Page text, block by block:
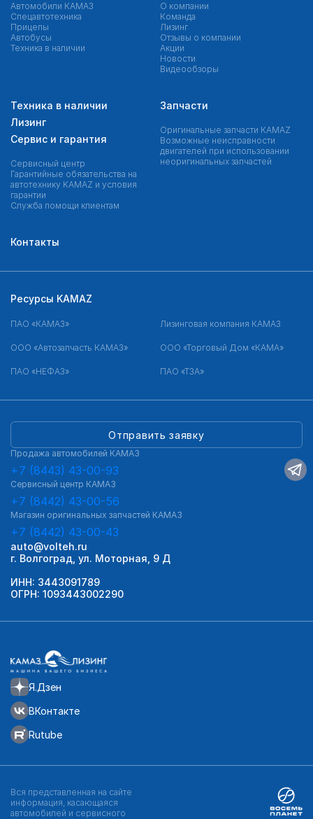
Автомобили КАМАЗ
Спецавтотехника
Прицепы
Автобусы
Техника в наличии
О компании
Команда
Лизинг
Отзывы о компании
Акции
Новости
Видеообзоры
Техника в наличии
Лизинг
Сервис и гарантия
Сервисный центр
Гарантийные обязательства на
автотехнику KAMAZ и условия
гарантии
Служба помощи клиентам
Запчасти
Оригинальные запчасти КAMAZ
Возможные неисправности
двигателей при использовании
неоригинальных запчастей
Контакты
Я.Дзен
ВКонтакте
Rutube
Отправить заявку
Продажа автомобилей КАМАЗ
+7 (8443) 43-00-93
Сервисный центр КАМАЗ
+7 (8442) 43-00-56
Магазин оригинальных запчастей КАМАЗ
+7 (8442) 43-00-43
auto@volteh.ru
г. Волгоград, ул. Моторная, 9 Д
ИНН: 3443091789
ОГРН: 1093443002290
Ресурсы KAMAZ
ПАО «КАМАЗ» Лизинговая компания КАМАЗ
ООО «Автозапчасть КАМАЗ» ООО «Торговый Дом «КАМА»
ПАО «НЕФАЗ» ПАО «ТЗА»
Вся представленная на сайте
информация, касающаяся
автомобилей и сервисного